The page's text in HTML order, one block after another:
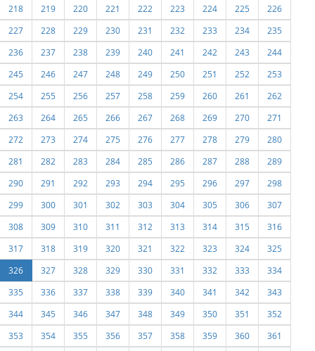
218
219 220 221 222 223 224 225
226
227
228 229 230 231 232 233 234
235
236
237 238 239 240 241 242 243
244
245
246 247 248 249 250 251 252
253
254
255 256 257 258 259 260 261
262
263
264 265 266 267 268 269 270
271
272
273 274 275 276 277 278 279
280
281
282 283 284 285 286 287 288
289
290
291 292 293 294 295 296 297
298
299
300 301 302 303 304 305 306
307
308
309 310 311 312 313 314 315
316
317
318 319 320 321 322 323 324
325
326
327 328 329 330 331 332 333
334
335
336 337 338 339 340 341 342
343
344
345 346 347 348 349 350 351
352
353
354 355 356 357 358 359 360
361